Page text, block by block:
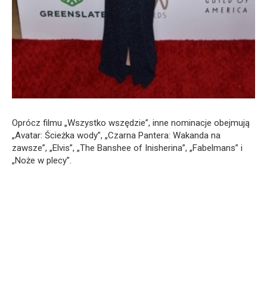
Oprócz filmu „Wszystko wszędzie”, inne nominacje obejmują
„Avatar: Ścieżka wody”, „Czarna Pantera: Wakanda na
zawsze”, „Elvis”, „The Banshee of Inisherina”, „Fabelmans” i
„Noże w plecy”.